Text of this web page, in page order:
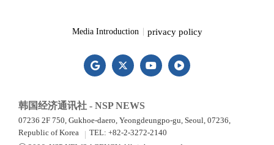
Media Introduction privacy policy
韩国经济通讯社 - NSP NEWS
07236 2F 750, Gukhoe-daero, Yeongdeungpo-gu, Seoul, 07236,
Republic of Korea
TEL: +82-2-3272-2140